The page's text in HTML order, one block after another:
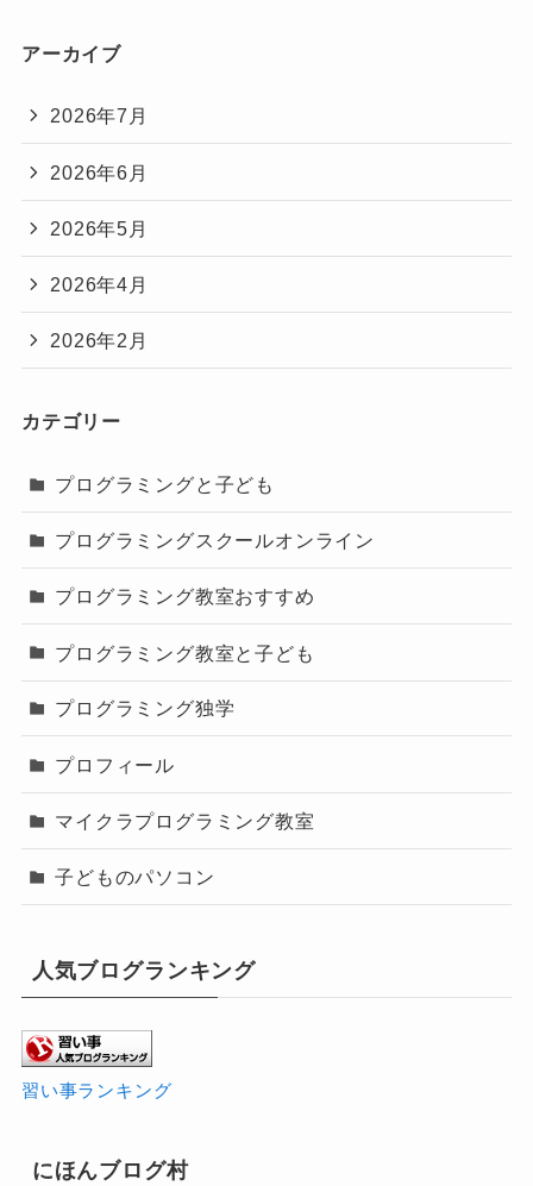
アーカイブ
2026年7月
2026年6月
2026年5月
2026年4月
2026年2月
カテゴリー
プログラミングと子ども
プログラミングスクールオンライン
プログラミング教室おすすめ
プログラミング教室と子ども
プログラミング独学
プロフィール
マイクラプログラミング教室
子どものパソコン
人気ブログランキング
習い事ランキング
にほんブログ村